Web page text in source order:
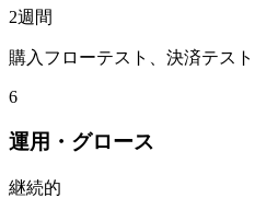
2週間
購入フローテスト、決済テス
6
運用・グロース
継続的